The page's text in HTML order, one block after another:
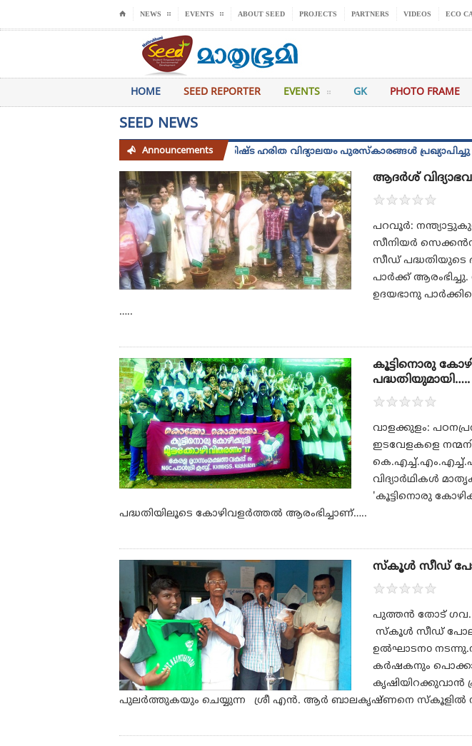
⌂ NEWS EVENTS ABOUT SEED PROJECTS PARTNERS VIDEOS ECO
HOME SEED REPORTER EVENTS GK PHOTO FRAME
SEED NEWS
Announcements
സീഡ് 2025 -26 അധ്യായന വർഷത്തെ വിശിഷ്ട ഹരിത വിദ്യാലയം പുരസ്‌കാരങ്ങൾ പ്രഖ്യാപിച്ചു .
ആദര്‍ശ്
★★★★★
പറവൂര്‍:
സീനിയര്‍
സീഡ് പദ്ധതിയുടെ
പാര്‍ക്ക്
ഉദയഭാനു
…..
കൂട്ടിനൊരു
പദ്ധതിയുമായി…..
★★★★★
വാളക്കുളം:
ഇടവേളകളെ
വിദ്യാര്‍ഥികള്‍
'കൂട്ടിനൊരു
പദ്ധതിയിലൂടെ കോഴിവളര്‍ത്തല്‍ ആരംഭിച്ചാണ്…..
സ്കൂൾ സീഡ്
★★★★★
പുത്തൻ തോട് ഗവ.
സ്കൂൾ സീഡ്
ഉൽഘാടനo
കർഷകനും
കൃഷിയിറക്കുവാൻ
പുലർത്തുകയും ചെയ്യുന്ന ശ്രീ എൻ. ആർ ബാലകൃഷ്ണനെ സ്കൂളിൽ